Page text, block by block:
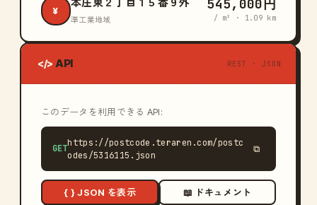
¥
準工業地域
545,000円
/ m² · 1.09 km
</> API REST · JSON
このデータを利用できる API:
GET
https://postcode.teraren.com/postc
odes/5316115.json
⧉
{ } JSON を表示 📖 ドキュメント